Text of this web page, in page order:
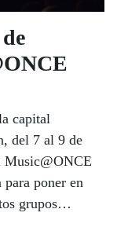
capital
del 7 al 9 de
Music@ONCE
poner en
grupos